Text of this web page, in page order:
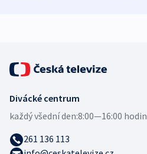
Divácké centrum
každý všední den:8:00—16:00 hodin
261 136 113